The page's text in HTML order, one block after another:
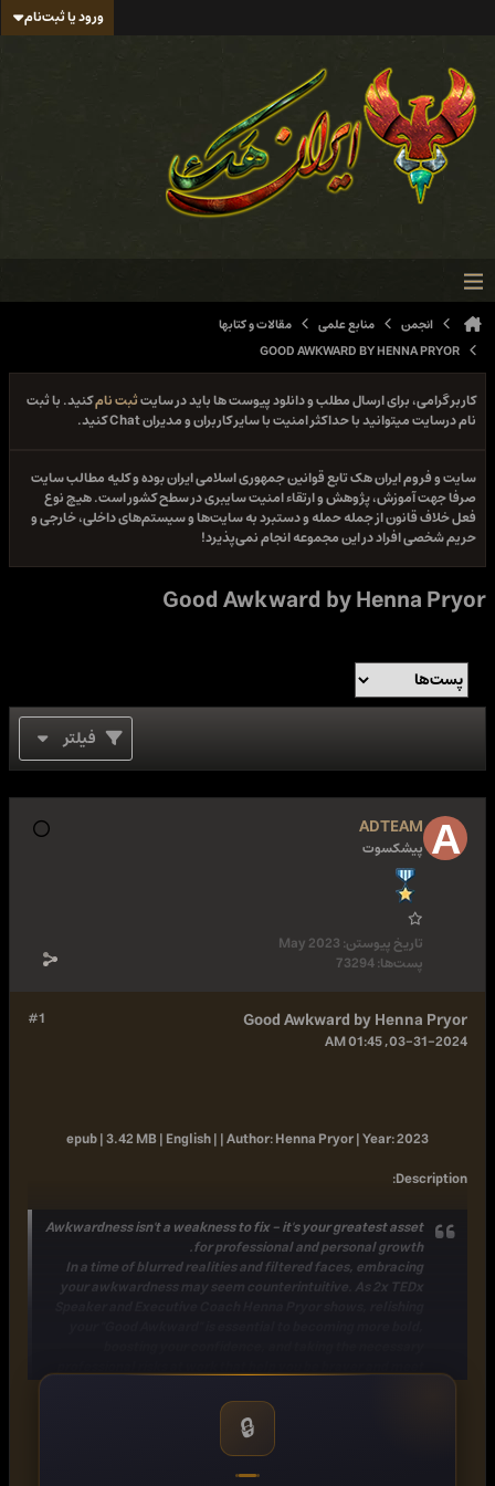
ورود یا ثبت‌نام
انجمن منابع علمی
مقالات و کتابها
GOOD AWKWARD BY HENNA PRYOR
کاربر گرامی، برای ارسال مطلب و دانلود پیوست ها باید در سایتثبت نامکنید. با ثبت
نام درسایت میتوانید با حداکثر امنیت با سایر کاربران و مدیران Chat کنید.
سایت و فروم ایران هک تابع قوانین جمهوری اسلامی ایران بوده و کلیه مطالب سایت
صرفا جهت آموزش، پژوهش و ارتقاء امنیت سایبری در سطح کشور است. هیچ نوع
فعل خلاف قانون از جمله حمله و دستبرد به سایت‌ها و سیستم‌های داخلی، خارجی و
حریم شخصی افراد در این مجموعه انجام نمی‌پذیرد!
Good Awkward by Henna Pryor
فیلتر
ADTEAM
پیشکسوت
تاریخ پیوستن:May 2023
پست‌ها:73294
#1 Good Awkward by Henna Pryor
03-31-2024, 01:45 AM
epub | 3.42 MB | English | |Author:Henna Pryor |Year:2023
Description
:
Awkwardness isn't a weakness to fix - it's your greatest asset
for professional and personal growth.
In a time of blurred realities and filtered faces, embracing
your awkwardness may seem counterintuitive. As 2x TEDx
In this book, Pryor taps her signature playful and lighthearted
writing style to share stories, science-based tools, and simple
action steps to guide you to:[*]Pinpoint the exact reason it's
🔒